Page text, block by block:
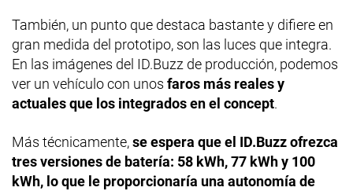
También, un punto que destaca bastante y difiere en
gran medida del prototipo, son las luces que integra.
En las imágenes del ID.Buzz de producción, podemos
ver un vehículo con unos faros más reales y
actuales que los integrados en el concept.
Más técnicamente,se espera que el ID.Buzz ofrezca
tres versiones de batería: 58 kWh, 77 kWh y 100
kWh, lo que le proporcionaría una autonomía de